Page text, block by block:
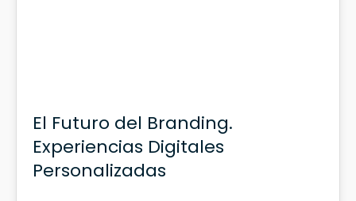
El Futuro del Branding.
Experiencias Digitales
Personalizadas